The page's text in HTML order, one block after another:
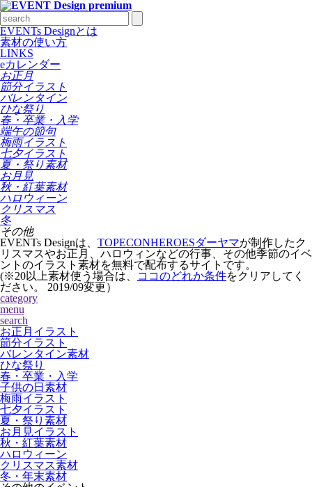
EVENTs Designとは
素材の使い方
LINKS
eカレンダー
お正月
節分イラスト
バレンタイン
ひな祭り
春・卒業・入学
端午の節句
梅雨イラスト
七夕イラスト
夏・祭り素材
お月見
秋・紅葉素材
ハロウィーン
クリスマス
冬
その他
EVENTs Designは、 TOPECONHEROESダーヤマが制作したク
リスマスやお正月、ハロウィンなどの行事、その他季節のイベ
ントのイラスト素材を無料で配布するサイトです。
(※20以上素材使う場合は、
ココのどれか条件をクリアしてく
ださい。 2019/09変更）
category
menu
search
お正月イラスト
節分イラスト
バレンタイン素材
ひな祭り
春・卒業・入学
子供の日素材
梅雨イラスト
七夕イラスト
夏・祭り素材
お月見イラスト
秋・紅葉素材
ハロウィーン
クリスマス素材
冬・年末素材